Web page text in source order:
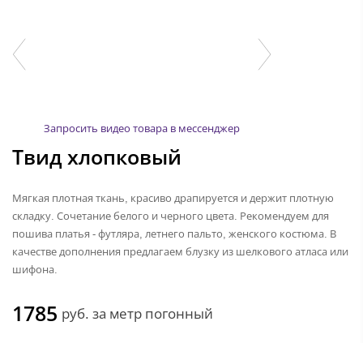
Запросить видео товара в мессенджер
Твид хлопковый
Мягкая плотная ткань, красиво драпируется и держит плотную
складку. Сочетание белого и черного цвета. Рекомендуем для
пошива платья - футляра, летнего пальто, женского костюма. В
качестве дополнения предлагаем блузку из шелкового атласа или
шифона.
1785 руб. за метр погонный